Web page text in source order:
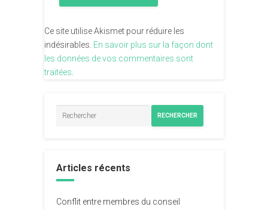
Ce site utilise Akismet pour réduire les
indésirables. En savoir plus sur la façon dont
les données de vos commentaires sont
traitées.
RECHERCHER
Articles récents
Conflit entre membres du conseil